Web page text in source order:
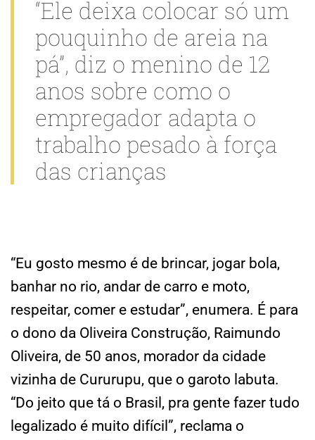
“Ele deixa colocar só um
pouquinho de areia na
pá”, diz o menino de 12
anos sobre como o
empregador adapta o
trabalho pesado à força
das crianças
“Eu gosto mesmo é de brincar, jogar bola,
banhar no rio, andar de carro e moto,
respeitar, comer e estudar”, enumera. É para
o dono da Oliveira Construção, Raimundo
Oliveira, de 50 anos, morador da cidade
vizinha de Cururupu, que o garoto labuta.
“Do jeito que tá o Brasil, pra gente fazer tudo
legalizado é muito difícil”, reclama o